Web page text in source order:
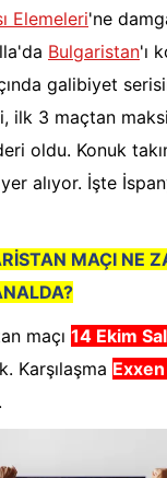
Elemeleri'ne
Bulgaristan'ı
galibiyet
ilk 3 maçtan
oldu. Konuk
alıyor. İşte
MAÇI NE
maçı 14 Ekim
Karşılaşma Exxen